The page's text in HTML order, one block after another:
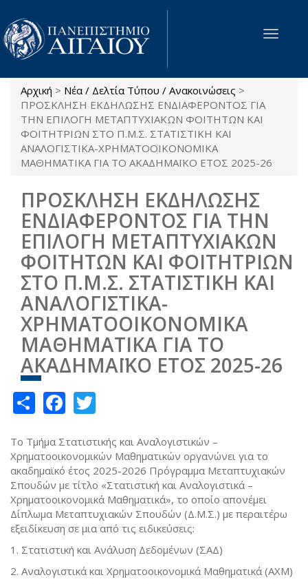
Παράκαμψη προς το κυρίως περιεχόμενο
Toggle
Είστε εδώ
Αρχική > Νέα / Δελτία Τύπου / Ανακοινώσεις >
ΠΡΟΣΚΛΗΣΗ ΕΚΔΗΛΩΣΗΣ ΕΝΔΙΑΦΕΡΟΝΤΟΣ ΓΙΑ
ΤΗΝ ΕΠΙΛΟΓΗ ΜΕΤΑΠΤΥΧΙΑΚΩΝ ΦΟΙΤΗΤΩΝ ΚΑΙ
ΦΟΙΤΗΤΡΙΩΝ ΣΤΟ Π.Μ.Σ. ΣΤΑΤΙΣΤΙΚΗ ΚΑΙ
ΑΝΑΛΟΓΙΣΤΙΚΑ-ΧΡΗΜΑΤΟΟΙΚΟΝΟΜΙΚΑ
ΜΑΘΗΜΑΤΙΚΑ ΓΙΑ ΤΟ ΑΚΑΔΗΜΑΪΚΟ ΕΤΟΣ 2025-26
ΠΡΟΣΚΛΗΣΗ ΕΚΔΗΛΩΣΗΣ
ΕΝΔΙΑΦΕΡΟΝΤΟΣ ΓΙΑ ΤΗΝ
ΕΠΙΛΟΓΗ ΜΕΤΑΠΤΥΧΙΑΚΩΝ
ΦΟΙΤΗΤΩΝ ΚΑΙ ΦΟΙΤΗΤΡΙΩΝ
ΣΤΟ Π.Μ.Σ. ΣΤΑΤΙΣΤΙΚΗ ΚΑΙ
ΑΝΑΛΟΓΙΣΤΙΚΑ-
ΧΡΗΜΑΤΟΟΙΚΟΝΟΜΙΚΑ
ΜΑΘΗΜΑΤΙΚΑ ΓΙΑ ΤΟ
ΑΚΑΔΗΜΑΪΚΟ ΕΤΟΣ 2025-26
ShareFacebook
Το Τμήμα Στατιστικής και Αναλογιστικών –
Χρηματοοικονομικών Μαθηματικών οργανώνει για το
ακαδημαϊκό έτος 2025-2026 Πρόγραμμα Μεταπτυχιακών
Σπουδών με τίτλο «Στατιστική και Αναλογιστικά –
Χρηματοοικονομικά Μαθηματικά», το οποίο απονέμει
Δίπλωμα Μεταπτυχιακών Σπουδών (Δ.Μ.Σ.) με περαιτέρω
εξειδίκευση σε μια από τις ειδικεύσεις:
1. Στατιστική και Ανάλυση Δεδομένων (ΣΑΔ)
2. Αναλογιστικά και Χρηματοοικονομικά Μαθηματικά (ΑΧΜ)